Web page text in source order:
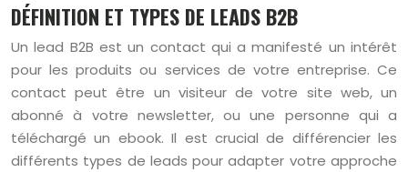
DÉFINITION ET TYPES DE LEADS B2B
Un lead B2B est un contact qui a manifesté un intérêt
pour les produits ou services de votre entreprise. Ce
contact peut être un visiteur de votre site web, un
abonné à votre newsletter, ou une personne qui a
téléchargé un ebook. Il est crucial de différencier les
différents types de leads pour adapter votre approche